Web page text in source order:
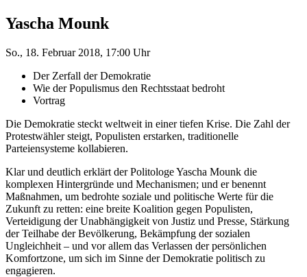
Yascha Mounk
So., 18. Februar 2018, 17:00 Uhr
Der Zerfall der Demokratie
Wie der Populismus den Rechtsstaat bedroht
Vortrag
Die Demokratie steckt weltweit in einer tiefen Krise. Die Zahl der
Protestwähler steigt, Populisten erstarken, traditionelle
Parteiensysteme kollabieren.
Klar und deutlich erklärt der Politologe Yascha Mounk die
komplexen Hintergründe und Mechanismen; und er benennt
Maßnahmen, um bedrohte soziale und politische Werte für die
Zukunft zu retten: eine breite Koalition gegen Populisten,
Verteidigung der Unabhängigkeit von Justiz und Presse, Stärkung
der Teilhabe der Bevölkerung, Bekämpfung der sozialen
Ungleichheit – und vor allem das Verlassen der persönlichen
Komfortzone, um sich im Sinne der Demokratie politisch zu
engagieren.